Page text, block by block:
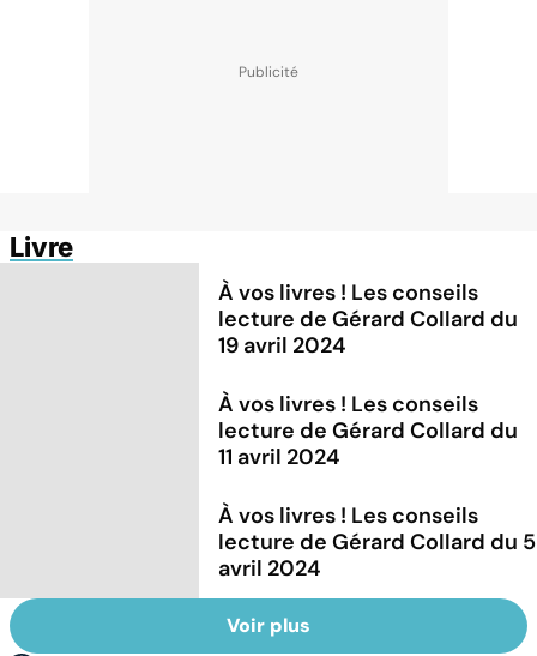
Livre
À vos livres ! Les conseils
lecture de Gérard Collard du
19 avril 2024
À vos livres ! Les conseils
lecture de Gérard Collard du
11 avril 2024
À vos livres ! Les conseils
lecture de Gérard Collard du 5
avril 2024
Voir plus